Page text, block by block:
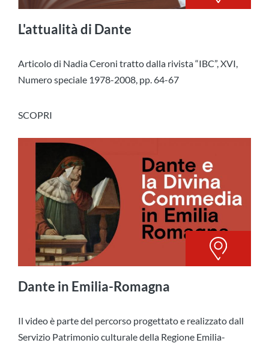
L'attualità di Dante
Articolo di Nadia Ceroni tratto dalla rivista “IBC”, XVI,
Numero speciale 1978-2008, pp. 64-67
SCOPRI
Dante in Emilia-Romagna
Il video è parte del percorso progettato e realizzato dall
Servizio Patrimonio culturale della Regione Emilia-